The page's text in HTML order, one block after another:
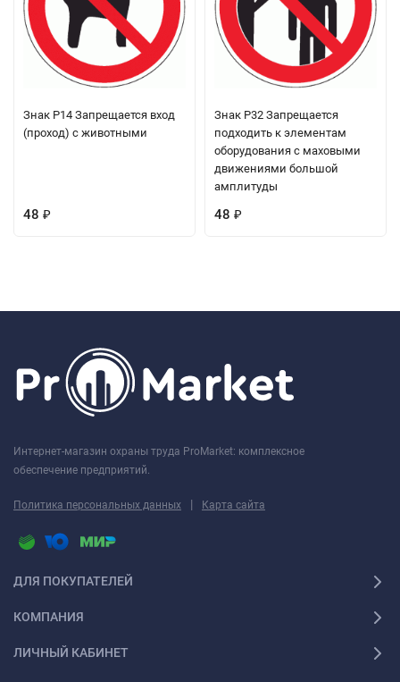
Знак P14 Запрещается вход
(проход) с животными
48 ₽
Знак P32 Запрещается
подходить к элементам
оборудования с маховыми
движениями большой
амплитуды
48 ₽
Интернет-магазин охраны труда ProMarket: комплексное
обеспечение предприятий.
Политика персональных данных | Карта сайта
ДЛЯ ПОКУПАТЕЛЕЙ
КОМПАНИЯ
ЛИЧНЫЙ КАБИНЕТ